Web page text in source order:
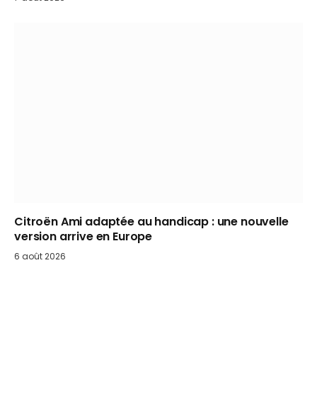
Citroën Ami adaptée au handicap : une nouvelle
version arrive en Europe
6 août 2026